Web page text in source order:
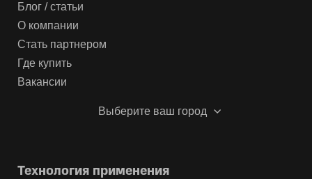
Блог / статьи
О компании
Стать партнером
Где купить
Вакансии
Выберите ваш город
Технология применения